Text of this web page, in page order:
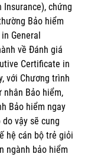
Insurance), chứng
Bảo hiểm
General
về Đánh giá
Certificate in
với Chương trình
nhân Bảo hiểm,
Bảo hiểm ngay
vậy sẽ cung
hệ cán bộ trẻ giỏi
ngành bảo hiểm